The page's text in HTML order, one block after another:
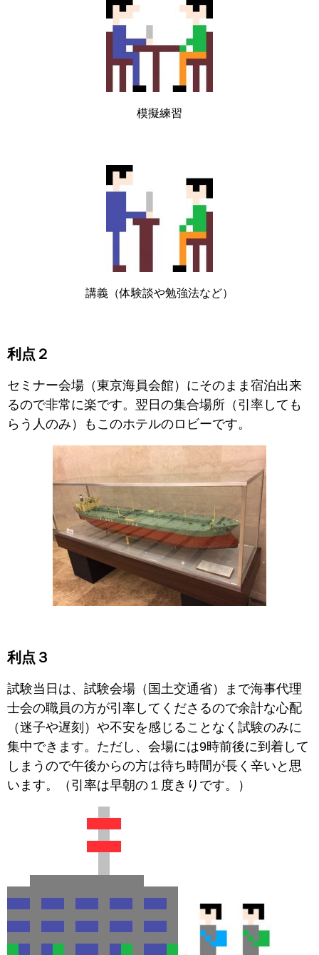
模擬練習
講義（体験談や勉強法など）
利点２
セミナー会場（東京海員会館）にそのまま宿泊出来
るので非常に楽です。翌日の集合場所（引率しても
らう人のみ）もこのホテルのロビーです。
利点３
試験当日は、試験会場（国土交通省）まで海事代理
士会の職員の方が引率してくださるので余計な心配
（迷子や遅刻） や不安を感じることなく試験のみに
集中できます。ただし、会場には9時前後に到着して
しまうので午後からの方は待ち時間が長く辛いと思
います。（引率は早朝の１度きりです。）